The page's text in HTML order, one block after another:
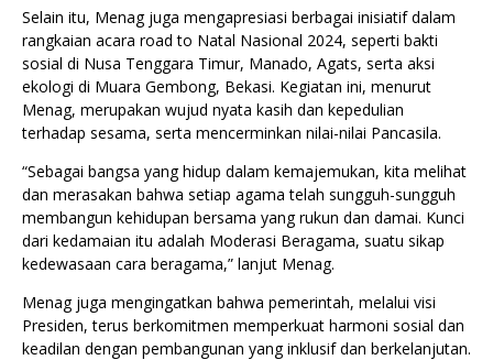
Selain itu, Menag juga mengapresiasi berbagai inisiatif dalam
rangkaian acara road to Natal Nasional 2024, seperti bakti
sosial di Nusa Tenggara Timur, Manado, Agats, serta aksi
ekologi di Muara Gembong, Bekasi. Kegiatan ini, menurut
Menag, merupakan wujud nyata kasih dan kepedulian
terhadap sesama, serta mencerminkan nilai-nilai Pancasila.
“Sebagai bangsa yang hidup dalam kemajemukan, kita melihat
dan merasakan bahwa setiap agama telah sungguh-sungguh
membangun kehidupan bersama yang rukun dan damai. Kunci
dari kedamaian itu adalah Moderasi Beragama, suatu sikap
kedewasaan cara beragama,” lanjut Menag.
Menag juga mengingatkan bahwa pemerintah, melalui visi
Presiden, terus berkomitmen memperkuat harmoni sosial dan
keadilan dengan pembangunan yang inklusif dan berkelanjutan.